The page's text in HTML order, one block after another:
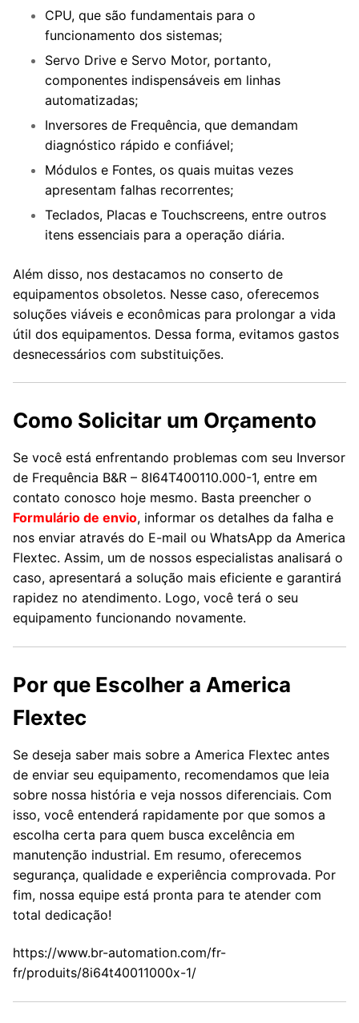
CPU, que são fundamentais para o
funcionamento dos sistemas;
Servo Drive e Servo Motor, portanto,
componentes indispensáveis em linhas
automatizadas;
Inversores de Frequência, que demandam
diagnóstico rápido e confiável;
Módulos e Fontes, os quais muitas vezes
apresentam falhas recorrentes;
Teclados, Placas e Touchscreens, entre outros
itens essenciais para a operação diária.
Além disso, nos destacamos no conserto de
equipamentos obsoletos. Nesse caso, oferecemos
soluções viáveis e econômicas para prolongar a vida
útil dos equipamentos. Dessa forma, evitamos gastos
desnecessários com substituições.
Como Solicitar um Orçamento
Se você está enfrentando problemas com seu Inversor
de Frequência B&R – 8I64T400110.000-1, entre em
contato conosco hoje mesmo. Basta preencher o
Formulário de envio, informar os detalhes da falha e
nos enviar através do E-mail ou WhatsApp da America
Flextec. Assim, um de nossos especialistas analisará o
caso, apresentará a solução mais eficiente e garantirá
rapidez no atendimento. Logo, você terá o seu
equipamento funcionando novamente.
Por que Escolher a America
Flextec
Se deseja saber mais sobre a America Flextec antes
de enviar seu equipamento, recomendamos que leia
sobre nossa história e veja nossos diferenciais. Com
isso, você entenderá rapidamente por que somos a
escolha certa para quem busca excelência em
manutenção industrial. Em resumo, oferecemos
segurança, qualidade e experiência comprovada. Por
fim, nossa equipe está pronta para te atender com
total dedicação!
https://www.br-automation.com/fr-
fr/produits/8i64t40011000x-1/